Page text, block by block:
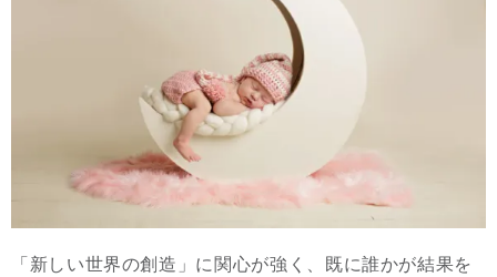
「新しい世界の創造」に関心が強く、既に誰かが結果を